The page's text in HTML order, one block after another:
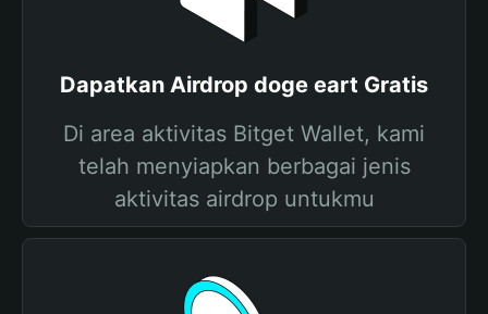
Dapatkan Airdrop doge eart Gratis
Di area aktivitas Bitget Wallet, kami
telah menyiapkan berbagai jenis
aktivitas airdrop untukmu